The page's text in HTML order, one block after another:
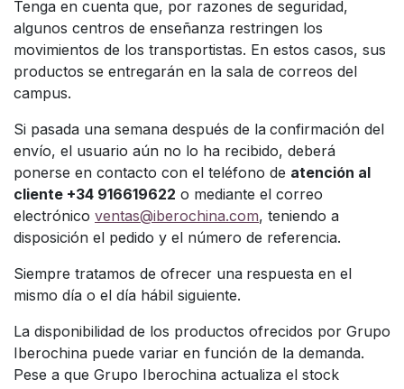
Tenga en cuenta que, por razones de seguridad,
algunos centros de enseñanza restringen los
movimientos de los transportistas. En estos casos, sus
productos se entregarán en la sala de correos del
campus.
Si pasada una semana después de la confirmación del
envío, el usuario aún no lo ha recibido, deberá
ponerse en contacto con el teléfono de atención al
cliente +34 916619622 o mediante el correo
electrónico ventas@iberochina.com, teniendo a
disposición el pedido y el número de referencia.
Siempre tratamos de ofrecer una respuesta en el
mismo día o el día hábil siguiente.
La disponibilidad de los productos ofrecidos por Grupo
Iberochina puede variar en función de la demanda.
Pese a que Grupo Iberochina actualiza el stock